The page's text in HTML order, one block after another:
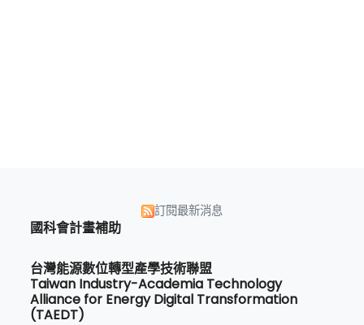
訂閱最新消息
國科會計畫補助
台灣能源數位轉型產學技術聯盟
Taiwan Industry-Academia Technology
Alliance for Energy Digital Transformation
(TAEDT)